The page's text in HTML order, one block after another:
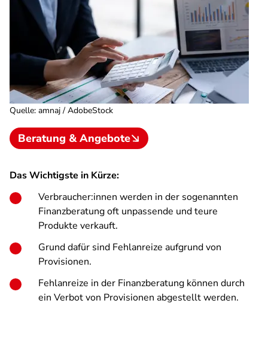
Quelle: amnaj / AdobeStock
Beratung & Angebote
Das Wichtigste in Kürze:
Verbraucher:innen werden in der sogenannten
Finanzberatung oft unpassende und teure
Produkte verkauft.
Grund dafür sind Fehlanreize aufgrund von
Provisionen.
Fehlanreize in der Finanzberatung können durch
ein Verbot von Provisionen abgestellt werden.